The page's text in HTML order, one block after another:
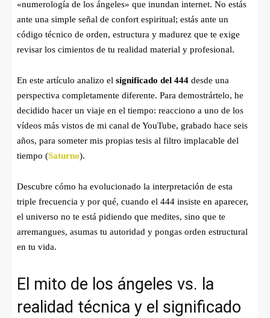
«numerología de los ángeles» que inundan internet. No estás
ante una simple señal de confort espiritual; estás ante un
código técnico de orden, estructura y madurez que te exige
revisar los cimientos de tu realidad material y profesional.
En este artículo analizo el significado del 444 desde una
perspectiva completamente diferente. Para demostrártelo, he
decidido hacer un viaje en el tiempo: reacciono a uno de los
vídeos más vistos de mi canal de YouTube, grabado hace seis
años, para someter mis propias tesis al filtro implacable del
tiempo (Saturno).
Descubre cómo ha evolucionado la interpretación de esta
triple frecuencia y por qué, cuando el 444 insiste en aparecer,
el universo no te está pidiendo que medites, sino que te
arremangues, asumas tu autoridad y pongas orden estructural
en tu vida.
El mito de los ángeles vs. la
realidad técnica y el significado